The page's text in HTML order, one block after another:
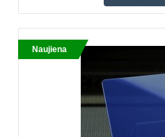
Naujiena